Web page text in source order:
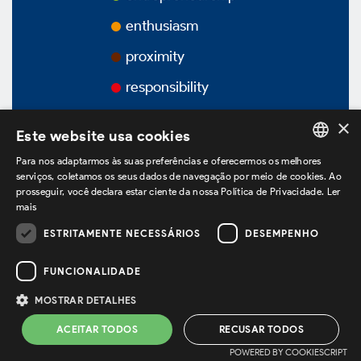
Videos
Podcasts
Corporate Governance
Overview
Bylaws
enthusiasm
proximity
responsibility
we are on LinkedIn
Powered by MZ
PORTUGUESE
×
Este website usa cookies
Para nos adaptarmos às suas preferências e oferecermos os melhores
serviços, coletamos os seus dados de navegação por meio de cookies. Ao
prosseguir, você declara estar ciente da nossa Política de Privacidade. Ler
mais
ESTRITAMENTE NECESSÁRIOS DESEMPENHO
FUNCIONALIDADE
MOSTRAR DETALHES
ACEITAR TODOS RECUSAR TODOS
POWERED BY COOKIESCRIPT